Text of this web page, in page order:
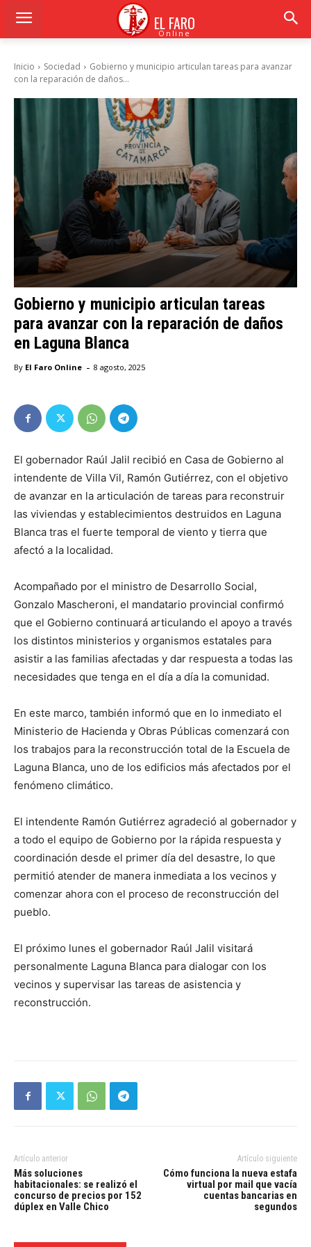
EL FARO
Online
Inicio Sociedad
Gobierno y municipio articulan tareas para avanzar
con la reparación de daños...
Gobierno y municipio articulan tareas
para avanzar con la reparación de daños
en Laguna Blanca
By El Faro Online - 8 agosto, 2025
El gobernador Raúl Jalil recibió en Casa de Gobierno al
intendente de Villa Vil, Ramón Gutiérrez, con el objetivo
de avanzar en la articulación de tareas para reconstruir
las viviendas y establecimientos destruidos en Laguna
Blanca tras el fuerte temporal de viento y tierra que
afectó a la localidad.
Acompañado por el ministro de Desarrollo Social,
Gonzalo Mascheroni, el mandatario provincial confirmó
que el Gobierno continuará articulando el apoyo a través
los distintos ministerios y organismos estatales para
asistir a las familias afectadas y dar respuesta a todas las
necesidades que tenga en el día a día la comunidad.
En este marco, también informó que en lo inmediato el
Ministerio de Hacienda y Obras Públicas comenzará con
los trabajos para la reconstrucción total de la Escuela de
Laguna Blanca, uno de los edificios más afectados por el
fenómeno climático.
El intendente Ramón Gutiérrez agradeció al gobernador y
a todo el equipo de Gobierno por la rápida respuesta y
coordinación desde el primer día del desastre, lo que
permitió atender de manera inmediata a los vecinos y
comenzar ahora con el proceso de reconstrucción del
pueblo.
El próximo lunes el gobernador Raúl Jalil visitará
personalmente Laguna Blanca para dialogar con los
vecinos y supervisar las tareas de asistencia y
reconstrucción.
Artículo anterior
Más soluciones
habitacionales: se realizó el
concurso de precios por 152
dúplex en Valle Chico
Artículo siguiente
Cómo funciona la nueva estafa
virtual por mail que vacía
cuentas bancarias en
segundos